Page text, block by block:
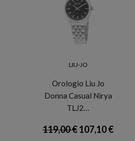
LIU-JO
Orologio Liu Jo
Donna Casual Nirya
TLJ2…
119,00 €107,10 €